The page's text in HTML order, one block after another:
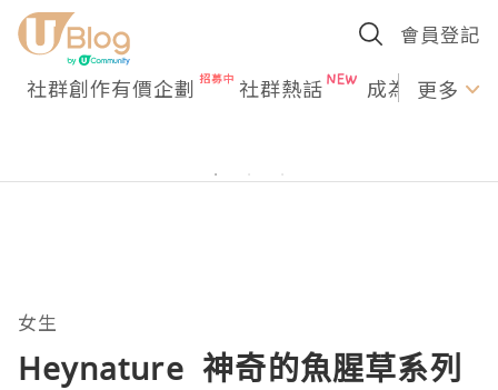
會員登記
社群創作有價企劃 社群熱話 成為U更多
女生
Heynature 神奇的魚腥草系列